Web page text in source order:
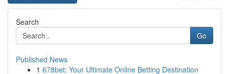
Search
Go
Published News
1 678bet: Your Ultimate Online Betting Destination